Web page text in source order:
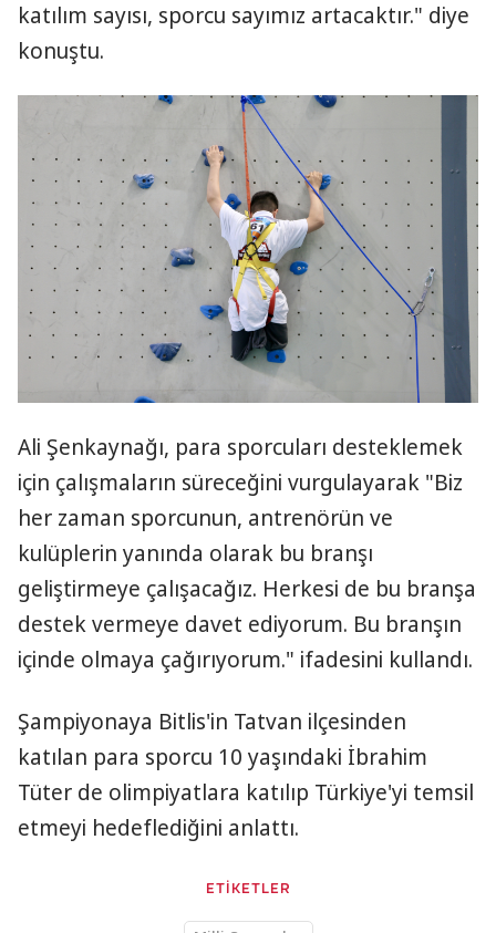
katılım sayısı, sporcu sayımız artacaktır." diye
konuştu.
Ali Şenkaynağı, para sporcuları desteklemek
için çalışmaların süreceğini vurgulayarak "Biz
her zaman sporcunun, antrenörün ve
kulüplerin yanında olarak bu branşı
geliştirmeye çalışacağız. Herkesi de bu branşa
destek vermeye davet ediyorum. Bu branşın
içinde olmaya çağırıyorum." ifadesini kullandı.
Şampiyonaya Bitlis'in Tatvan ilçesinden
katılan para sporcu 10 yaşındaki İbrahim
Tüter de olimpiyatlara katılıp Türkiye'yi temsil
etmeyi hedeflediğini anlattı.
ETİKETLER